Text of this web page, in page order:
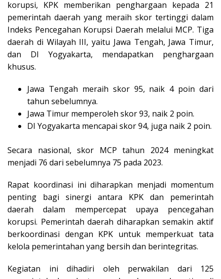
korupsi, KPK memberikan penghargaan kepada 21
pemerintah daerah yang meraih skor tertinggi dalam
Indeks Pencegahan Korupsi Daerah melalui MCP. Tiga
daerah di Wilayah III, yaitu Jawa Tengah, Jawa Timur,
dan DI Yogyakarta, mendapatkan penghargaan
khusus.
Jawa Tengah meraih skor 95, naik 4 poin dari
tahun sebelumnya.
Jawa Timur memperoleh skor 93, naik 2 poin.
DI Yogyakarta mencapai skor 94, juga naik 2 poin.
Secara nasional, skor MCP tahun 2024 meningkat
menjadi 76 dari sebelumnya 75 pada 2023.
Rapat koordinasi ini diharapkan menjadi momentum
penting bagi sinergi antara KPK dan pemerintah
daerah dalam mempercepat upaya pencegahan
korupsi. Pemerintah daerah diharapkan semakin aktif
berkoordinasi dengan KPK untuk memperkuat tata
kelola pemerintahan yang bersih dan berintegritas.
Kegiatan ini dihadiri oleh perwakilan dari 125